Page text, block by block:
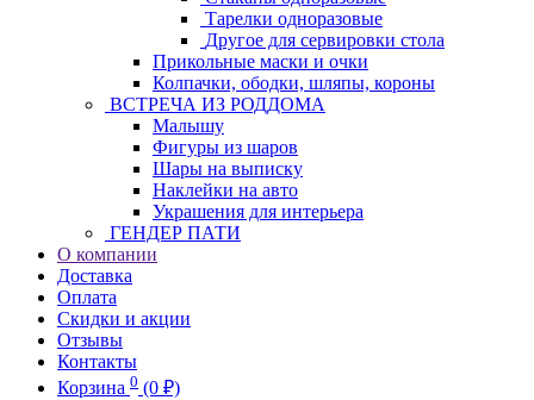
Тарелки одноразовые
Другое для сервировки стола
Прикольные маски и очки
Колпачки, ободки, шляпы, короны
ВСТРЕЧА ИЗ РОДДОМА
Малышу
Фигуры из шаров
Шары на выписку
Наклейки на авто
Украшения для интерьера
ГЕНДЕР ПАТИ
О компании
Доставка
Оплата
Скидки и акции
Отзывы
Контакты
Корзина 0 (0 ₽)